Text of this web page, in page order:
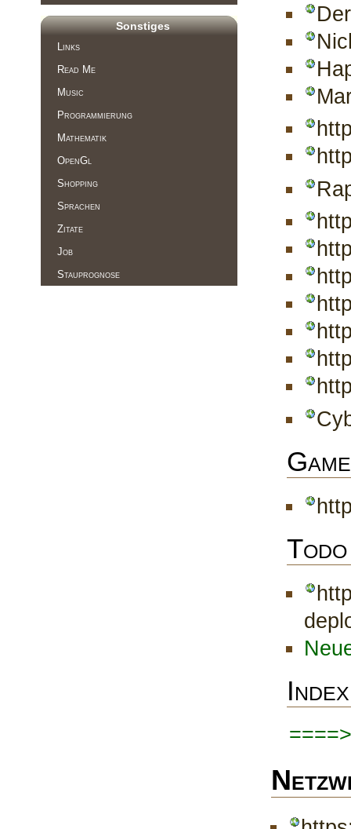
Sonstiges
Links
Read Me
Music
Programmierung
Mathematik
OpenGl
Shopping
Sprachen
Zitate
Job
Stauprognose
Todo
Index